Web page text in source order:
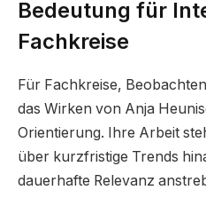
Bedeutung für
Fachkreise
Für Fachkreise,
das Wirken von Anja
Orientierung. Ihre Arbeit
über kurzfristige Trends
dauerhafte Relevanz